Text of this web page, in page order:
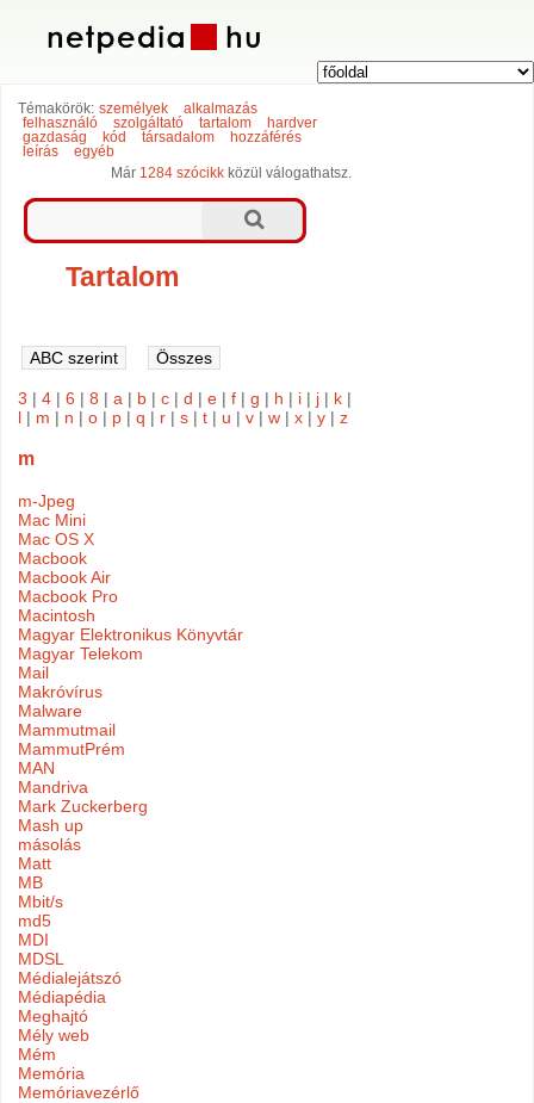
Témakörök: személyek
alkalmazás
felhasználó
szolgáltató tartalom
hardver
gazdaság
kód társadalom
hozzáférés
leírás
egyéb
Már 1284 szócikk közül válogathatsz.
Tartalom
3 |4 |6 |8 |a | b |c |d |e |f |g | h | i | j | k |
l | m | n |o | p |q | r |s |t | u |v |w |x |y |z
m
m-Jpeg
Mac Mini
Mac OS X
Macbook
Macbook Air
Macbook Pro
Macintosh
Magyar Elektronikus Könyvtár
Magyar Telekom
Mail
Makróvírus
Malware
Mammutmail
MammutPrém
MAN
Mandriva
Mark Zuckerberg
Mash up
másolás
Matt
MB
Mbit/s
md5
MDI
MDSL
Médialejátszó
Médiapédia
Meghajtó
Mély web
Mém
Memória
Memóriavezérlő